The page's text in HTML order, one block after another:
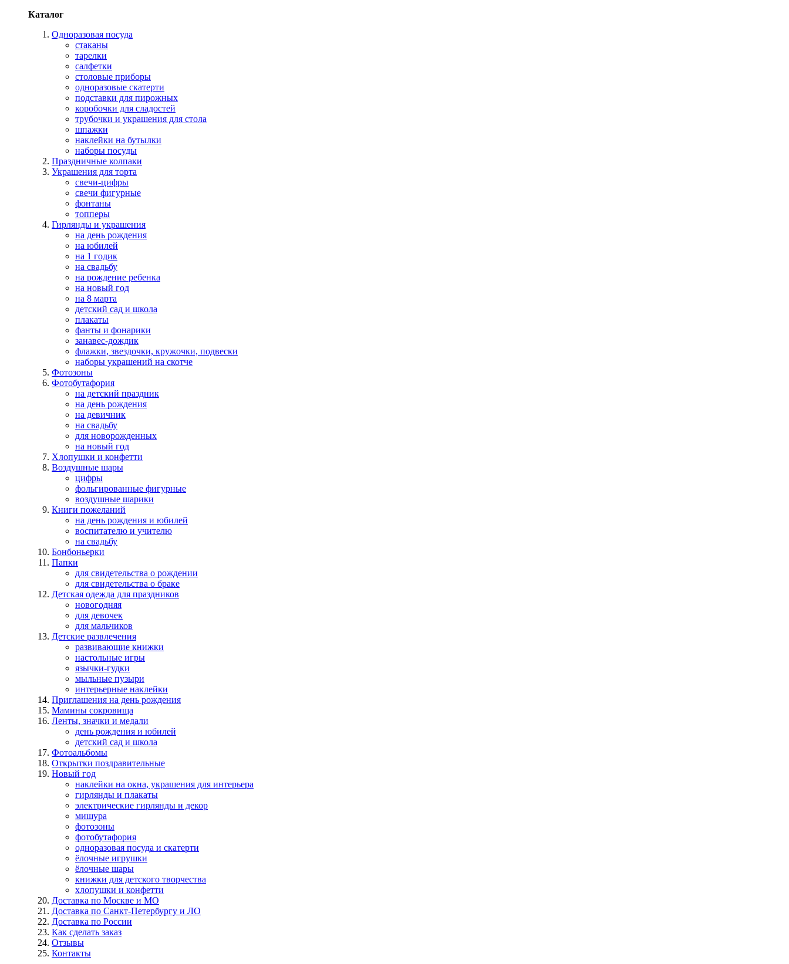
Каталог
Одноразовая посуда
стаканы
тарелки
салфетки
столовые приборы
одноразовые скатерти
подставки для пирожных
коробочки для сладостей
трубочки и украшения для стола
шпажки
наклейки на бутылки
наборы посуды
Праздничные колпаки
Украшения для торта
свечи-цифры
свечи фигурные
фонтаны
топперы
Гирлянды и украшения
на день рождения
на юбилей
на 1 годик
на свадьбу
на рождение ребенка
на новый год
на 8 марта
детский сад и школа
плакаты
фанты и фонарики
занавес-дождик
флажки, звездочки, кружочки, подвески
наборы украшений на скотче
Фотозоны
Фотобутафория
на детский праздник
на день рождения
на девичник
на свадьбу
для новорожденных
на новый год
Хлопушки и конфетти
Воздушные шары
цифры
фольгированные фигурные
воздушные шарики
Книги пожеланий
на день рождения и юбилей
воспитателю и учителю
на свадьбу
Бонбоньерки
Папки
для свидетельства о рождении
для свидетельства о браке
Детская одежда для праздников
новогодняя
для девочек
для мальчиков
Детские развлечения
развивающие книжки
настольные игры
язычки-гудки
мыльные пузыри
интерьерные наклейки
Приглашения на день рождения
Мамины сокровища
Ленты, значки и медали
день рождения и юбилей
детский сад и школа
Фотоальбомы
Открытки поздравительные
Новый год
наклейки на окна, украшения для интерьера
гирлянды и плакаты
электрические гирлянды и декор
мишура
фотозоны
фотобутафория
одноразовая посуда и скатерти
ёлочные игрушки
ёлочные шары
книжки для детского творчества
хлопушки и конфетти
Доставка по Москве и МО
Доставка по Санкт-Петербургу и ЛО
Доставка по России
Как сделать заказ
Отзывы
Контакты